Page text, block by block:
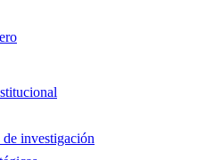
investigación